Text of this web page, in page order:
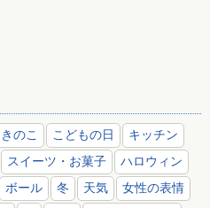
きのこ こどもの日
キッチン
スイーツ・お菓子
ハロウィン
ボール 冬 天気
女性の表情